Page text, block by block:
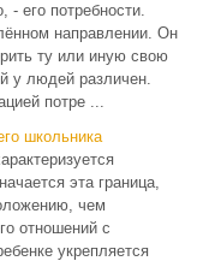
- его потребности.
направлении. Он
ту или иную свою
у людей различен.
потре ...
школьника
эта граница,
чем
отношений с
укрепляется